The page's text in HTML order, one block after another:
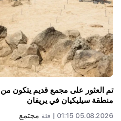
منطقة سيليكيان في يريفان
05.08.2026 01:15 | فئة مجتمع